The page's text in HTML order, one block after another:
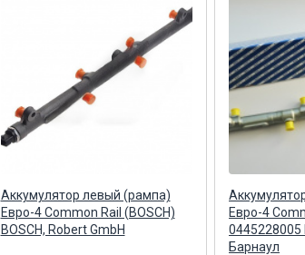
Аккумулятор левый (рампа)
Евро-4 Common Rail (BOSCH)
BOSCH, Robert GmbH
Евро-4
Барнаул